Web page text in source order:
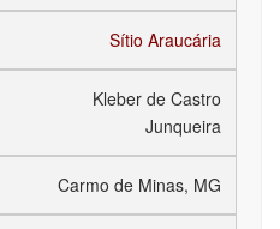
Sítio Araucária
Kleber de Castro
Junqueira
Carmo de Minas, MG